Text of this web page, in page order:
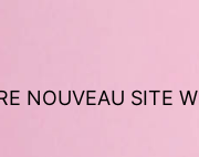
NOUVEAU SITE